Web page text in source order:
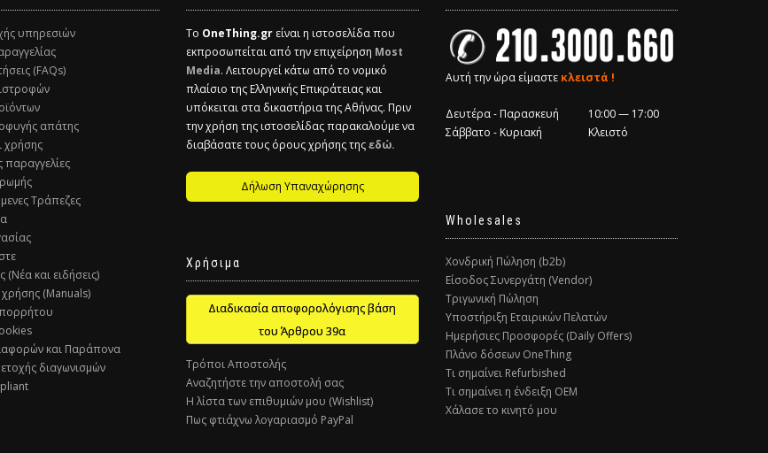
υπηρεσιών
(FAQs)
απάτης
χρήσης
παραγγελίες
Τράπεζες
(Νέα και ειδήσεις)
χρήσης (Manuals)
και Παράπονα
διαγωνισμών
Το OneThing.gr είναι η ιστοσελίδα που
εκπροσωπείται από την επιχείρηση Most
Media. Λειτουργεί κάτω από το νομικό
πλαίσιο της Ελληνικής Επικράτειας και
υπόκειται στα δικαστήρια της Αθήνας. Πριν
την χρήση της ιστοσελίδας παρακαλούμε να
διαβάσατε τους όρους χρήσης τηςεδώ.
Δήλωση Υπαναχώρησης
Χρήσιμα
Διαδικασία αποφορολόγισης βάση
του Άρθρου 39α
Τρόποι Αποστολής
Αναζητήστε την αποστολή σας
Η λίστα των επιθυμιών μου (Wishlist)
Πως φτιάχνω λογαριασμό PayPal
Αυτή την ώρα είμαστε κλειστά !
Δευτέρα - Παρασκευή
10:00 — 17:00
Σάββατο - Κυριακή
Κλειστό
Wholesales
Χονδρική Πώληση (b2b)
Είσοδος Συνεργάτη (Vendor)
Τριγωνική Πώληση
Υποστήριξη Εταιρικών Πελατών
Ημερήσιες Προσφορές (Daily Offers)
Πλάνο δόσεων OneThing
Τι σημαίνει Refurbished
Τι σημαίνει η ένδειξη ΟΕΜ
Χάλασε το κινητό μου